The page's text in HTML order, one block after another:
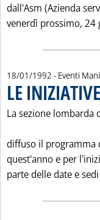
dall'Asm (Azienda
venerdì prossimo, 24
18/01/1992 - Eventi
LE
La sezione lombarda
diffuso il programma
quest'anno e per
parte delle date e